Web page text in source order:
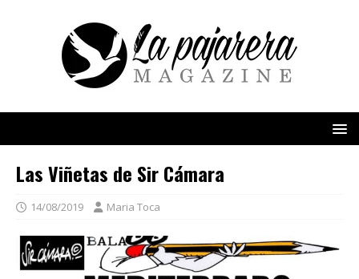
Las Viñetas de Sir Cámara
14/08/2019 Maria Toca